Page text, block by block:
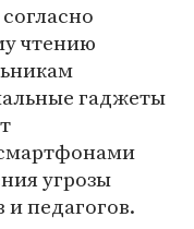
чтению
гаджеты
угрозы
педагогов.